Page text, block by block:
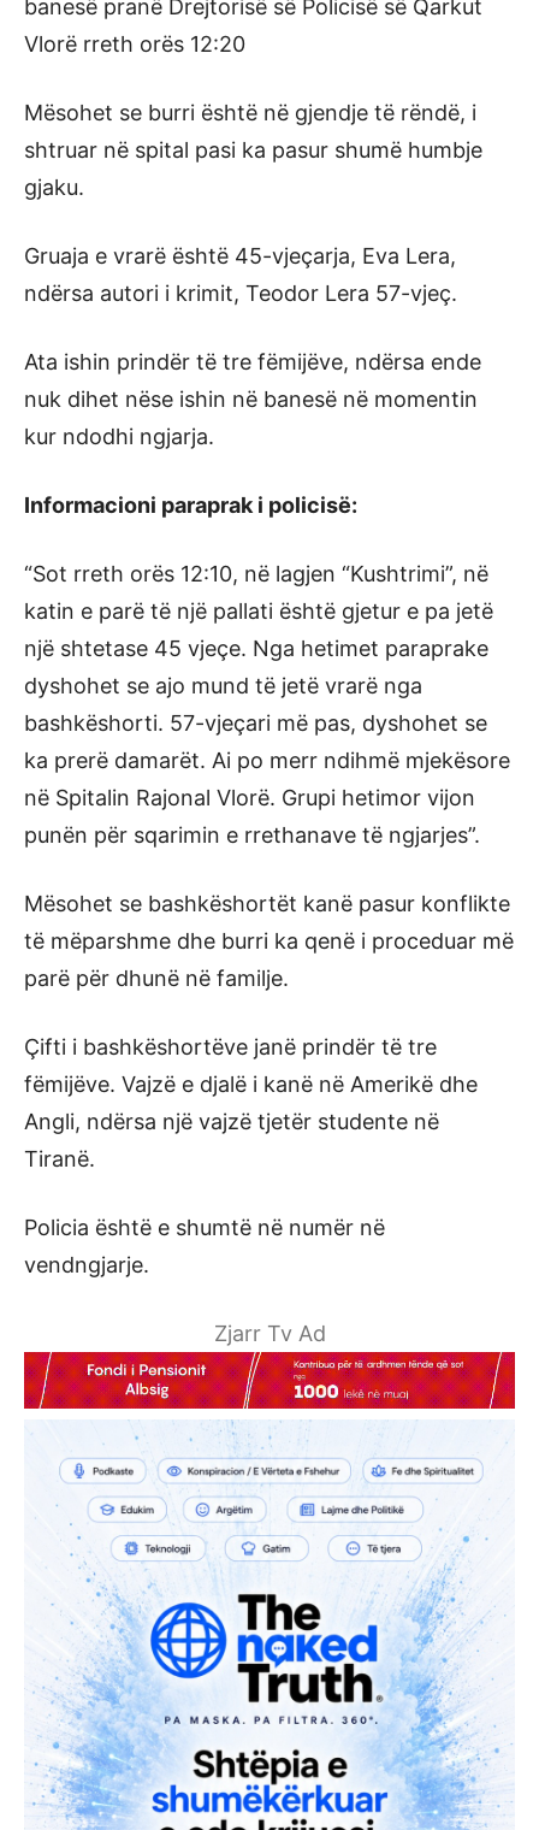
banesë pranë Drejtorisë së Policisë së Qarkut
Vlorë rreth orës 12:20
Mësohet se burri është në gjendje të rëndë, i
shtruar në spital pasi ka pasur shumë humbje
gjaku.
Gruaja e vrarë është 45-vjeçarja, Eva Lera,
ndërsa autori i krimit, Teodor Lera 57-vjeç.
Ata ishin prindër të tre fëmijëve, ndërsa ende
nuk dihet nëse ishin në banesë në momentin
kur ndodhi ngjarja.
Informacioni paraprak i policisë:
“Sot rreth orës 12:10, në lagjen “Kushtrimi”, në
katin e parë të një pallati është gjetur e pa jetë
një shtetase 45 vjeçe. Nga hetimet paraprake
dyshohet se ajo mund të jetë vrarë nga
bashkëshorti. 57-vjeçari më pas, dyshohet se
ka prerë damarët. Ai po merr ndihmë mjekësore
në Spitalin Rajonal Vlorë. Grupi hetimor vijon
punën për sqarimin e rrethanave të ngjarjes”.
Mësohet se bashkëshortët kanë pasur konflikte
të mëparshme dhe burri ka qenë i proceduar më
parë për dhunë në familje.
Çifti i bashkëshortëve janë prindër të tre
fëmijëve. Vajzë e djalë i kanë në Amerikë dhe
Angli, ndërsa një vajzë tjetër studente në
Tiranë.
Policia është e shumtë në numër në
vendngjarje.
Zjarr Tv Ad